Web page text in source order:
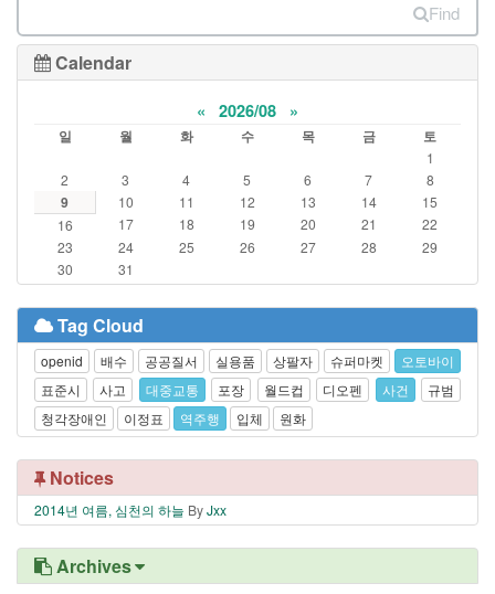
Find
Calendar
« 2026/08 »
일 월 화 수 목 금 토
1
2
3 4 5 6 7 8
9 10 11 12 13 14
15
16
17 18 19 20 21
22
23
24 25 26 27 28
29
30
31
Tag Cloud
openid 배수 공공질서 실용품 상팔자 슈퍼마켓
오토바이
표준시
사고 대중교통 포장 월드컵 디오펜 사건
규범
청각장애인
이정표 역주행 입체 원화
Notices
2014년 여름, 심천의 하늘 ByJxx
Archives